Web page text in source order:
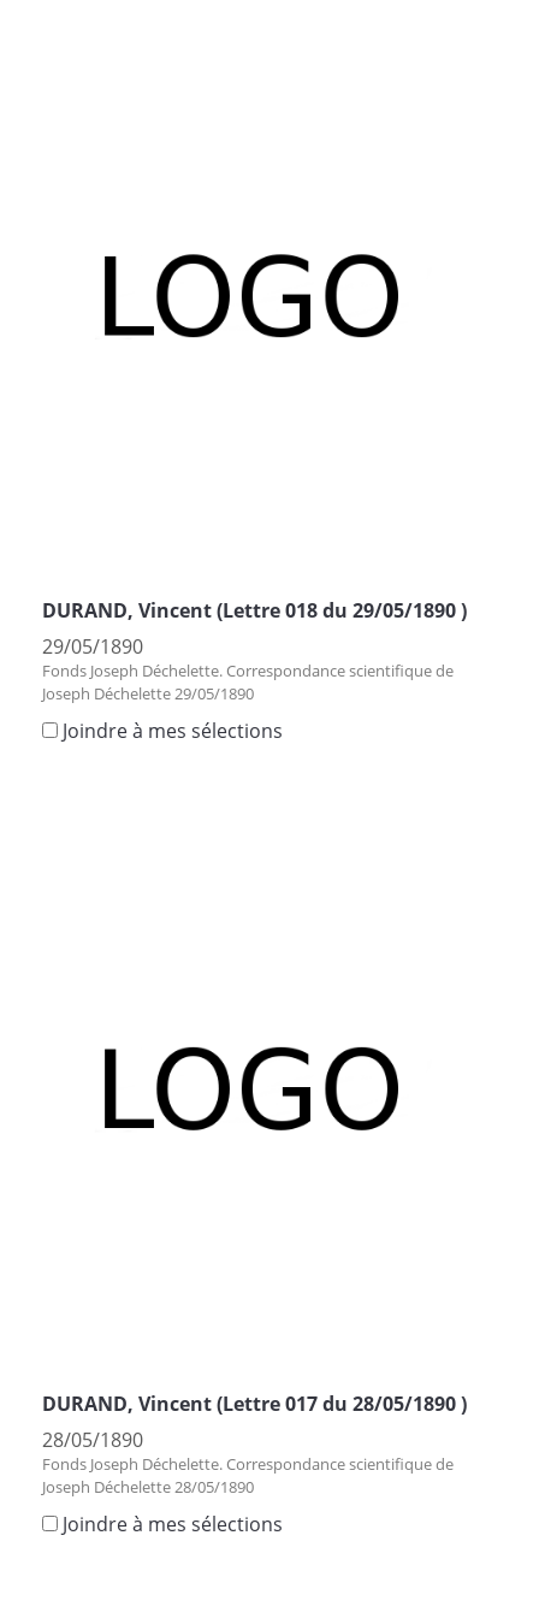
DURAND, Vincent (Lettre 018 du 29/05/1890 )
29/05/1890
Fonds Joseph Déchelette. Correspondance scientifique de
Joseph Déchelette 29/05/1890
Joindre à mes sélections
DURAND, Vincent (Lettre 017 du 28/05/1890 )
28/05/1890
Fonds Joseph Déchelette. Correspondance scientifique de
Joseph Déchelette 28/05/1890
Joindre à mes sélections